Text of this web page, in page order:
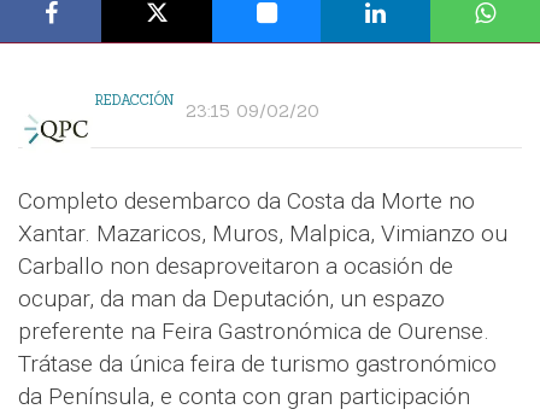
REDACCIÓN 23:15 09/02/20
Completo desembarco da Costa da Morte no
Xantar. Mazaricos, Muros, Malpica, Vimianzo ou
Carballo non desaproveitaron a ocasión de
ocupar, da man da Deputación, un espazo
preferente na Feira Gastronómica de Ourense.
Trátase da única feira de turismo gastronómico
da Península, e conta con gran participación